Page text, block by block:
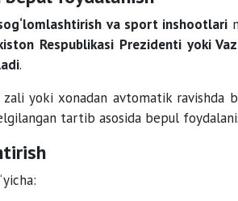
va sport inshootlari
Respublikasi Prezidenti yoki
.
yoki xonadan avtomatik ravishda
tartib asosida bepul